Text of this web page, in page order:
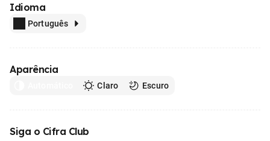
Idioma
Português
Aparência
Claro Escuro
Siga o Cifra Club